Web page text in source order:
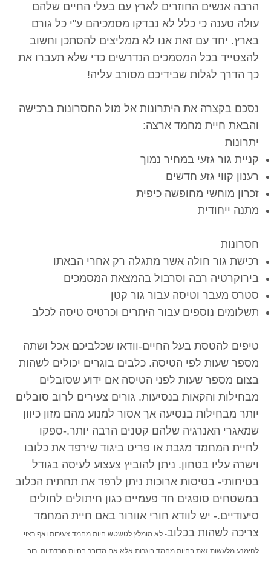
הרבה אנשים החוזרים לארץ עם בעלי החיים שלהם
עולה טענה כי כלל לא נבדקו מסמכיהם ע"י כל גורם
בארץ. יחד עם זאת אנו לא ממליצים להסתכן וחשוב
להצטייד בכל המסמכים הנדרשים כדי שלא תעברו את
כך הדרך לגלות שבידיכם מסורב עליה!
נסכם בקצרה את היתרונות אל מול החסרונות ברכישה
והבאת חיית מחמד ארצה:
יתרונות
קניית גור גזעי במחיר נמוך
רענון קווי גזע חדשים
זכרון מוחשי מחופשה כיפית
מתנה ייחודית
חסרונות
רכישת גור חולה אשר מתגלה רק אחרי הבאתו
בירוקרטיה רבה וסרבול בהמצאת המסמכים
סטרס מעבר וטיסה עבור גור קטן
תשלומים נוספים עבור היתרים וכרטיס טיסה לכלב
טיפים להטסת בעל החיים-וודאו שכלביכם אכל ושתה
מספר שעות לפי הטיסה. כלבים בוגרים יכולים לשהות
בצום מספר שעות לפני הטיסה אם ידוע שסובלים
מבחילות והקאות בנסיעות. גורים צעירים לרוב סובלים
יותר מבחילות בנסיעה אך אסור למנוע מהם מזון כיוון
שמאגרי האנרגיה שלהם קטנים הרבה יותר.-ספקו
לחיית המחמד מגבת או פריט ביגוד שירפד את כלובו
וישרה עליו בטחון. ניתן להוביץ צעצוע לעיסה בגודל
בטיחותי- בטיסות ארוכות ניתן לרפד את תחתית הכלוב
במשטחים סופגים חד פעמיים כגון חיתולים לחולים
סיעודיים.- יש לוודא חורי אוורור באם חיית המחמד
צריכה לשהות בכלוב- לא מומלץ לטשטש חיות מחמד צעירות ואף רצוי
להימנע מלעשות זאת בחיות מחמד בוגרות אלא אם מדובר בחיות חרדתיות. רוב